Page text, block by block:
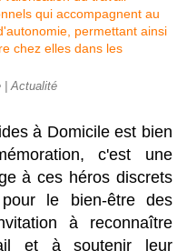
| Actualité
à Domicile est bien
c'est une
à ces héros discrets
le bien-être des
à reconnaître
et à soutenir leur